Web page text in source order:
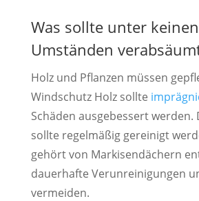
Was sollte unter keinen
Umständen
Holz und Pflanzen müssen
Windschutz Holz sollte
Schäden ausgebessert werden.
sollte regelmäßig gereinigt
gehört von Markisendächern
dauerhafte Verunreinigungen
vermeiden.